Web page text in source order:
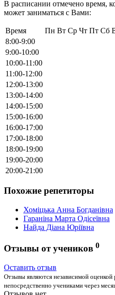
В расписании отмечено время,
может заниматься с Вами:
Время Пн Вт Ср Чт Пт Сб
8:00-9:00
9:00-10:00
10:00-11:00
11:00-12:00
12:00-13:00
13:00-14:00
14:00-15:00
15:00-16:00
16:00-17:00
17:00-18:00
18:00-19:00
19:00-20:00
20:00-21:00
Похожие репетиторы
Хоміцька Анна Богданівна
Гараніна Марта Одісеївна
Найда Діана Юріївна
Отзывы от учеников 0
Оставить отзыв
Отзывы являются независимой оценкой
непосредственно учениками через